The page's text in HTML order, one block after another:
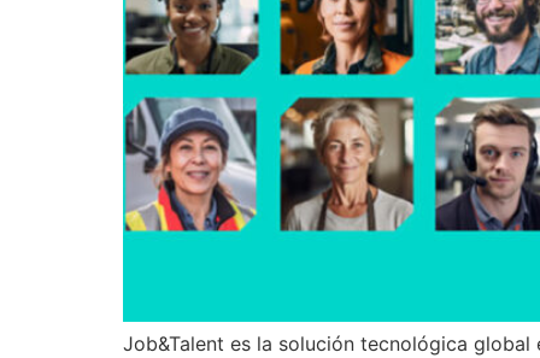
Job&Talent es la solución tecnológica